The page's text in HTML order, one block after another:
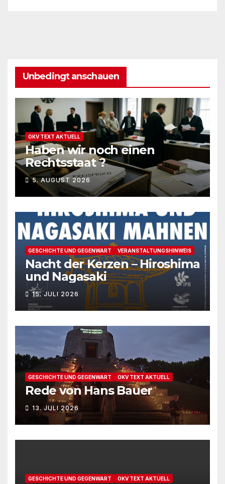
Unbedingt anschauen
OKV TEXT AKTUELL
Haben wir noch einen
Rechtsstaat ?
5. AUGUST 2026
GESCHICHTE UND GEGENWART VERANSTALTUNGSHINWEIS
Nacht der Kerzen – Hiroshima
und Nagasaki
15. JULI 2026
GESCHICHTE UND GEGENWART OKV TEXT AKTUELL
Rede von Hans Bauer
13. JULI 2026
GESCHICHTE UND GEGENWART OKV TEXT AKTUELL